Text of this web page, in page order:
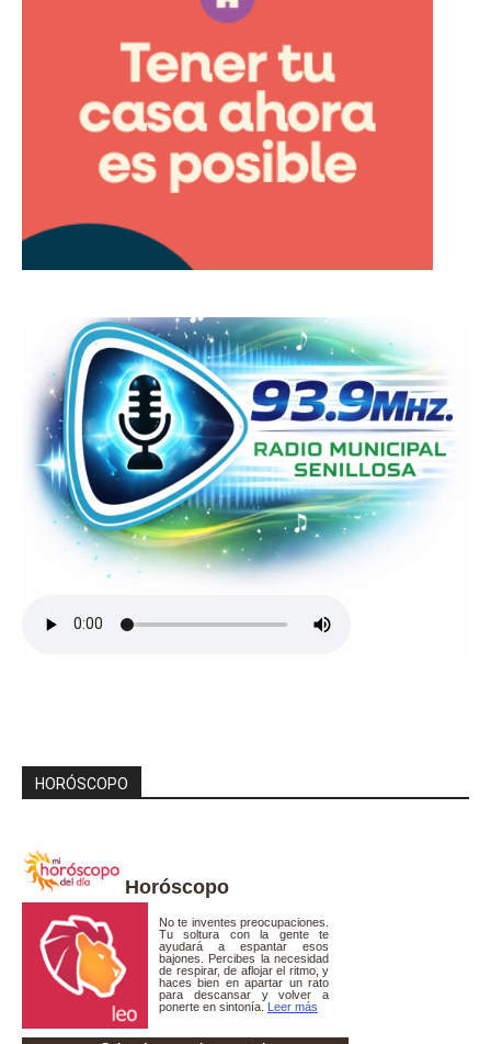
HORÓSCOPO
Horóscopo